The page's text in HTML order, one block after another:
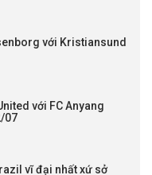
với Kristiansund
với FC Anyang
07
vĩ đại nhất xứ sở